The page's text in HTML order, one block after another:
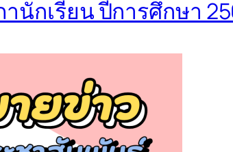
นักเรียน ปีการศึกษา